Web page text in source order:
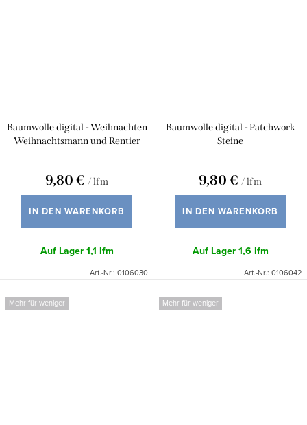
Baumwolle digital - Weihnachten
Weihnachtsmann und Rentier
9,80 € / lfm
IN DEN WARENKORB
Auf Lager1,1 lfm
Art.-Nr.: 0106030
Baumwolle digital - Patchwork
Steine
9,80 € / lfm
IN DEN WARENKORB
Auf Lager1,6 lfm
Art.-Nr.: 0106042
Mehr für weniger Mehr für weniger